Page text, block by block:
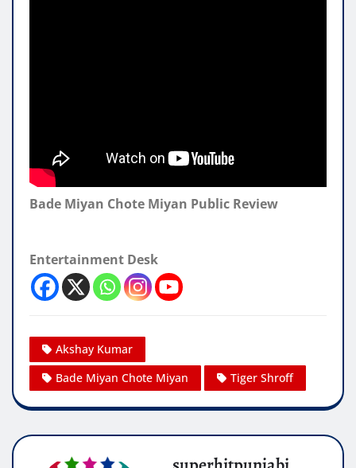
Bade Miyan Chote Miyan Public Review
Entertainment Desk
Akshay Kumar
Bade Miyan Chote Miyan
Tiger Shroff